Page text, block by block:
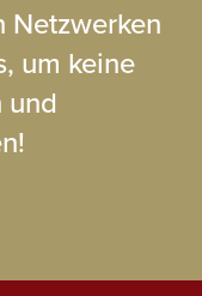
Netzwerken
um keine
und